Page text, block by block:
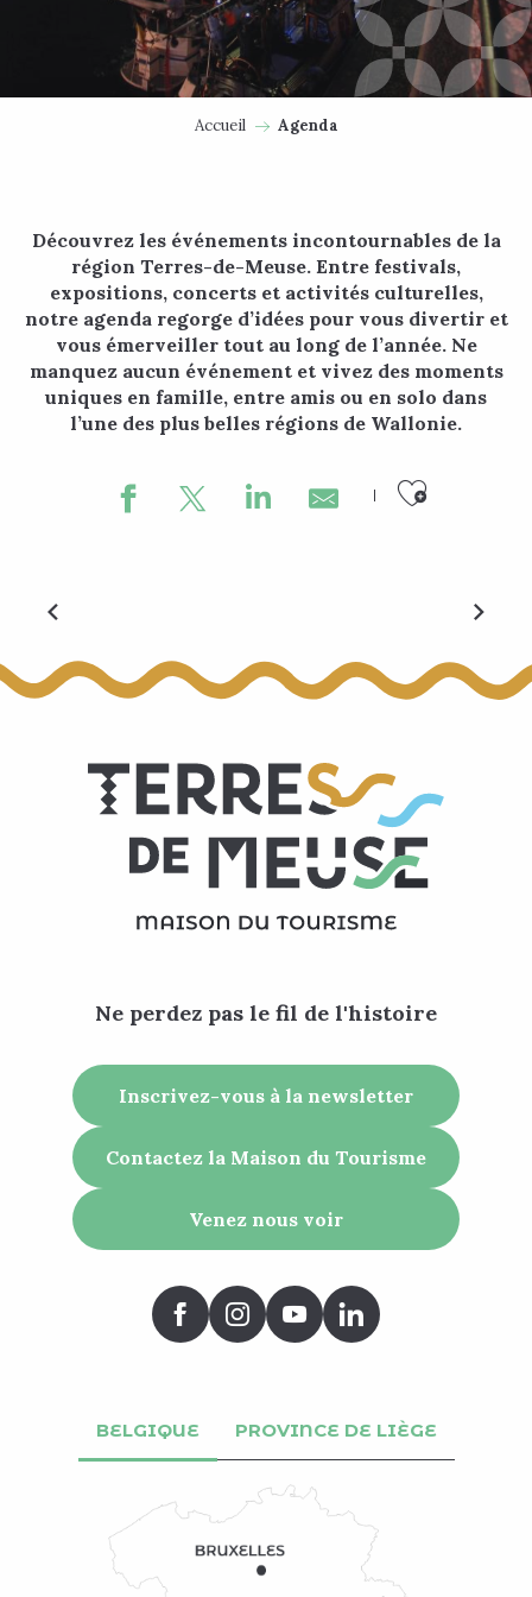
Accueil Agenda
Découvrez les événements incontournables de la
région Terres-de-Meuse. Entre festivals,
expositions, concerts et activités culturelles,
notre agenda regorge d’idées pour vous divertir et
vous émerveiller tout au long de l’année. Ne
manquez aucun événement et vivez des moments
uniques en famille, entre amis ou en solo dans
l’une des plus belles régions de Wallonie.
Visites guidées
Ne perdez pas le fil de l'histoire
Inscrivez-vous à la newsletter
Contactez la Maison du Tourisme
Venez nous voir
BELGIQUE PROVINCE DE LIÈGE